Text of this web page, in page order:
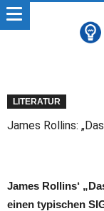
LITERATUR
James Rollins:
James Rollins‘
einen typischen